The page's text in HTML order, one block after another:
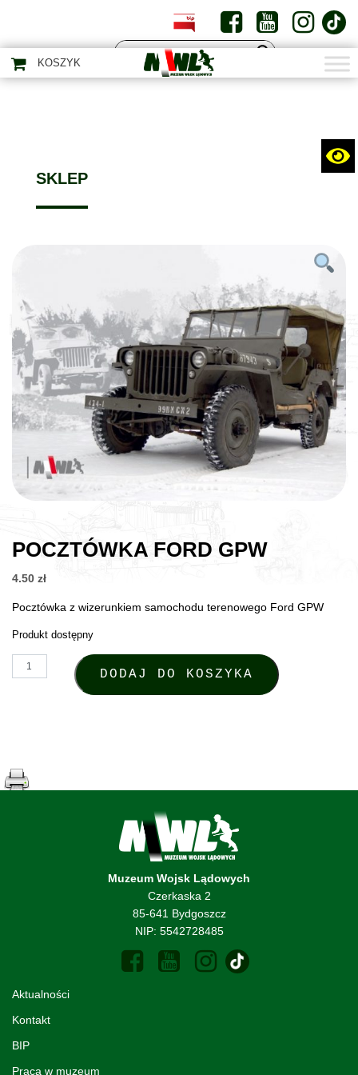
PL EN
KOSZYK
SKLEP
POCZTÓWKA FORD GPW
4.50 zł
Pocztówka z wizerunkiem samochodu terenowego Ford GPW
Produkt dostępny
ilość Pocztówka Ford GPW
DODAJ DO KOSZYKA
Muzeum Wojsk Lądowych
Czerkaska 2
85-641 Bydgoszcz
NIP: 5542728485
Aktualności
Kontakt
BIP
Praca w muzeum